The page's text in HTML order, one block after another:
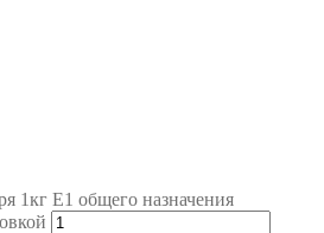
1кг E1 общего назначения